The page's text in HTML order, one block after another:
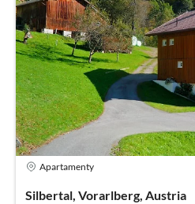
Apartamenty
Silbertal, Vorarlberg, Austria